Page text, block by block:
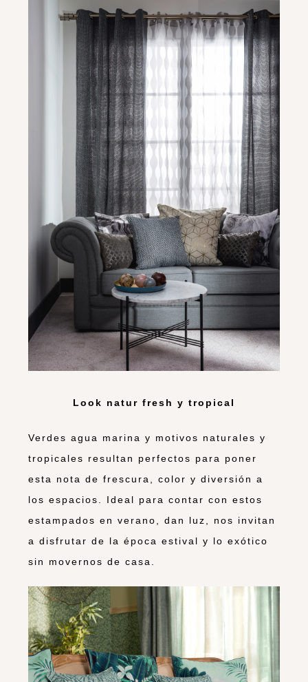
Look natur fresh y tropical
Verdes agua marina y motivos naturales y
tropicales resultan perfectos para poner
esta nota de frescura, color y diversión a
los espacios. Ideal para contar con estos
estampados en verano, dan luz, nos invitan
a disfrutar de la época estival y lo exótico
sin movernos de casa.